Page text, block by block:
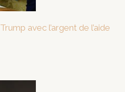
avec l’argent de l’aide